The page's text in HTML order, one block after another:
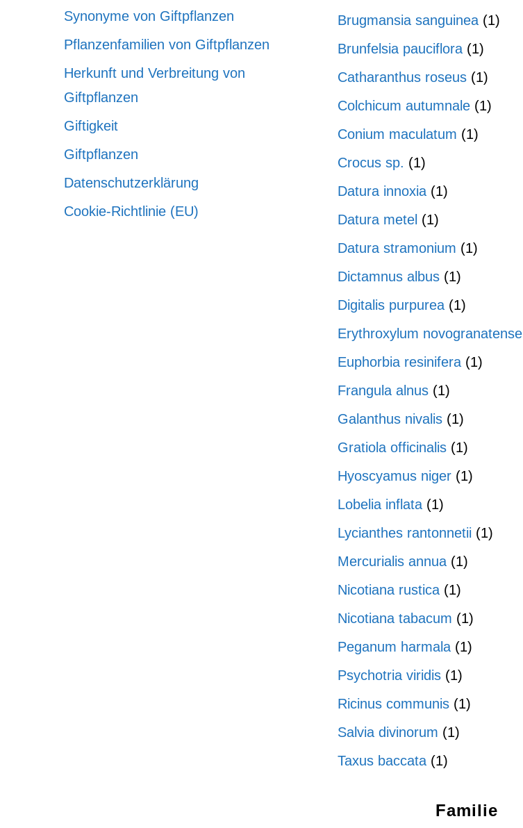
Synonyme von Giftpflanzen
Pflanzenfamilien von Giftpflanzen
Herkunft und Verbreitung von
Giftpflanzen
Giftigkeit
Giftpflanzen
Datenschutzerklärung
Cookie-Richtlinie (EU)
Brugmansia sanguinea (1)
Brunfelsia pauciflora (1)
Catharanthus roseus (1)
Colchicum autumnale (1)
Conium maculatum (1)
Crocus sp. (1)
Datura innoxia (1)
Datura metel (1)
Datura stramonium (1)
Dictamnus albus (1)
Digitalis purpurea (1)
Erythroxylum novogranatense
Euphorbia resinifera (1)
Frangula alnus (1)
Galanthus nivalis (1)
Gratiola officinalis (1)
Hyoscyamus niger (1)
Lobelia inflata (1)
Lycianthes rantonnetii (1)
Mercurialis annua (1)
Nicotiana rustica (1)
Nicotiana tabacum (1)
Peganum harmala (1)
Psychotria viridis (1)
Ricinus communis (1)
Salvia divinorum (1)
Taxus baccata (1)
Familie